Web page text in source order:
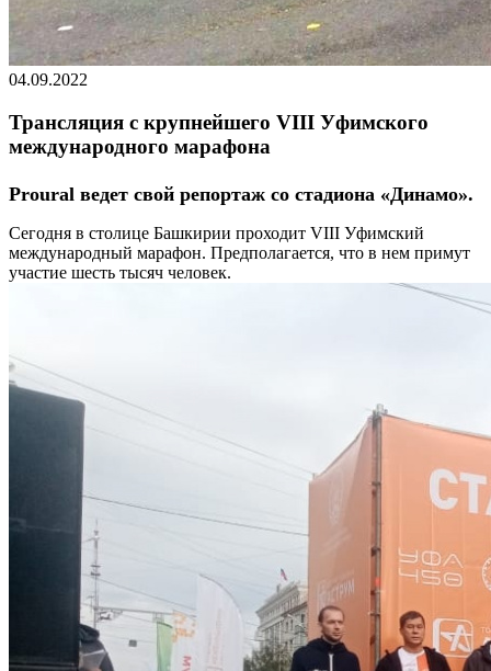
04.09.2022
Трансляция с крупнейшего VIII Уфимского
международного марафона
Proural ведет свой репортаж со стадиона «Динамо».
Сегодня в столице Башкирии проходит VIII Уфимский
международный марафон. Предполагается, что в нем примут
участие шесть тысяч человек.